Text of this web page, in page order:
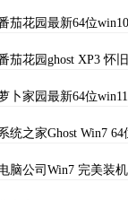
茄花园最新64位
茄花园ghost XP3 怀
卜家园最新64位
统之家Ghost Win7
脑公司Win7 完美装